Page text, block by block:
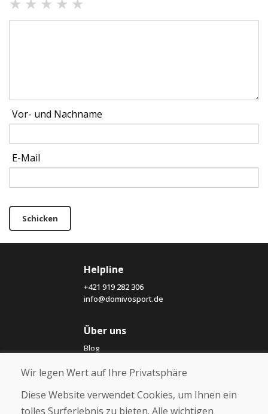
Vor- und Nachname
E-Mail
Schicken
Helpline
+421 919 282 306
info@domivosport.de
Über uns
Blog
Geschäft
Wir legen Wert auf Ihre Privatsphäre
Diese Website verwendet Cookies, um Ihnen ein
tolles Surferlebnis zu bieten. Alle wichtigen